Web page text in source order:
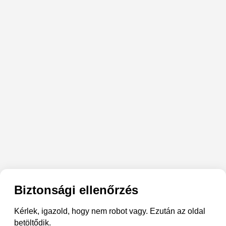
Biztonsági ellenőrzés
Kérlek, igazold, hogy nem robot vagy. Ezután az oldal
betöltődik.